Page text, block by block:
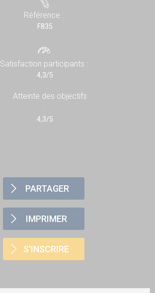
Référence :
F835
Satisfaction participants :
4,3/5
Atteinte des objectifs
:
4,3/5
PARTAGER
IMPRIMER
S'INSCRIRE